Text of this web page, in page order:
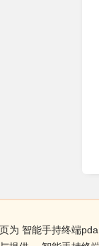
为 智能手持终端